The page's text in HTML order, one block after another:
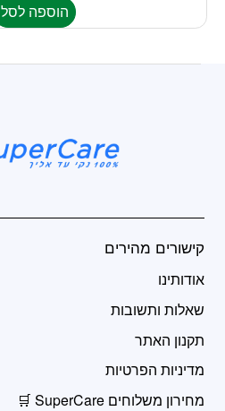
הוספה לסל
קישורים מהירים
אודותינו
שאלות ותשובות
תקנון האתר
מדיניות הפרטיות
מחירון משלוחים SuperCare 🛒